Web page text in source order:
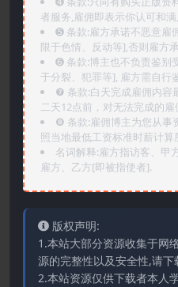
者服务,雇佣即表示你认可和
➎ 条款:雇方承诺不恶意雇
限于色情、反动等],否则雇方
➏️ 条款:博主也不负责鉴别
于分裂、犯罪等], 雇方需自行
❼ 条款:白天完成雇佣内容
二天12点前，对无法完成的
❽ 条款:雇佣博主为您从事
照当地最低工资标准时薪计算
名词解释:雇方指访客、甲
雇方、乙方[即被指使者].
版权声明:
1.本站大部分资源收集于网
源的完整性以及安全性,请下
2.本站资源仅供下载者本人